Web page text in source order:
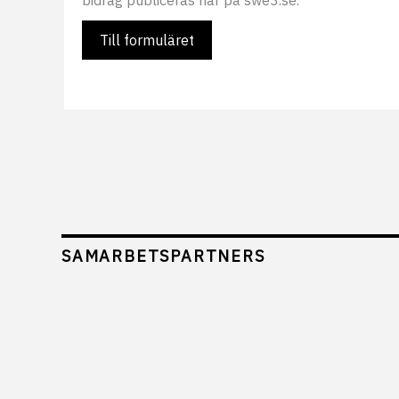
Till formuläret
SAMARBETSPARTNERS